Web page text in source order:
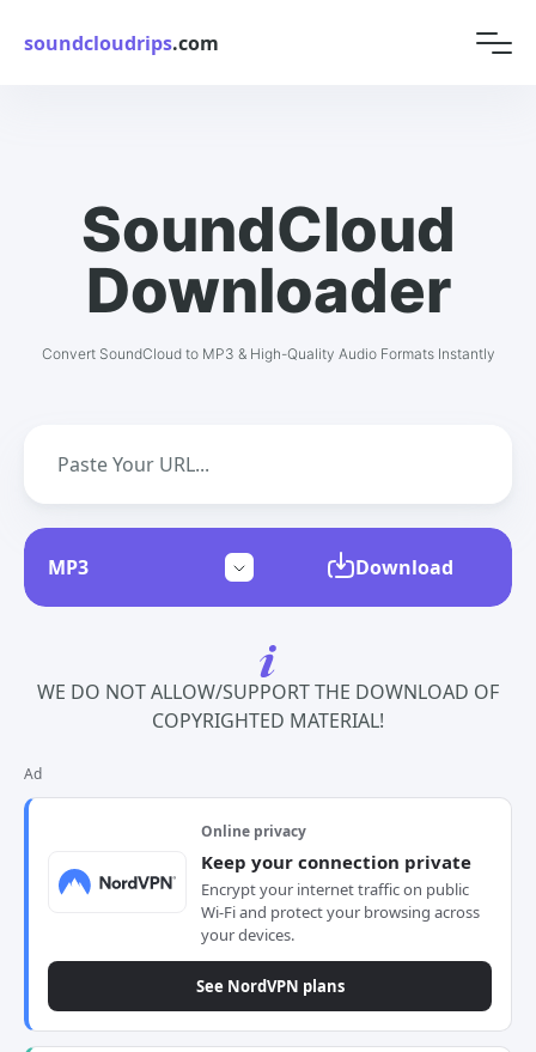
soundcloudrips.com
SoundCloud
Downloader
Convert SoundCloud to MP3 & High-Quality Audio Formats Instantly
Download
WE DO NOT ALLOW/SUPPORT THE DOWNLOAD OF
COPYRIGHTED MATERIAL!
Ad
Online privacy
Keep your connection private
Encrypt your internet traffic on public
Wi-Fi and protect your browsing across
your devices.
See NordVPN plans